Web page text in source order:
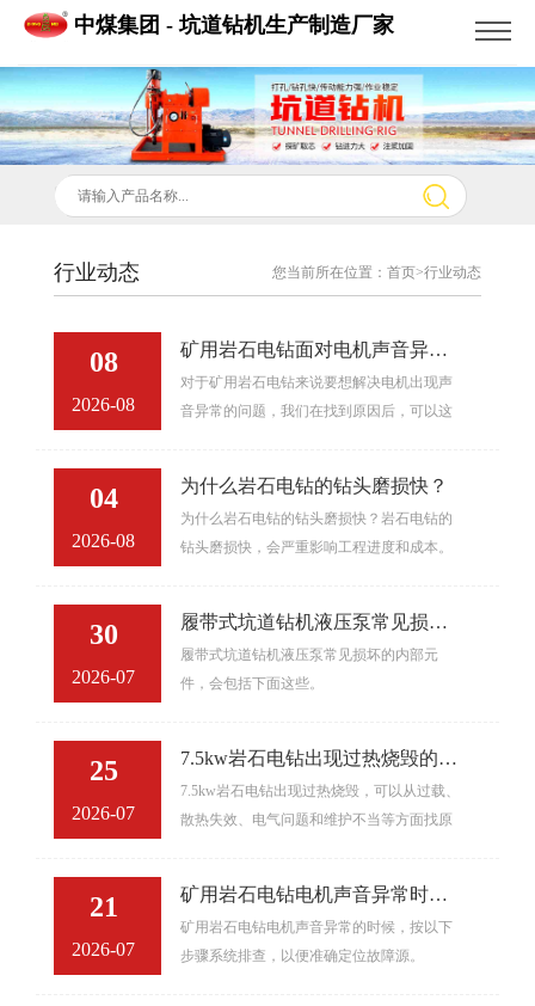
中煤集团 - 坑道钻机生产制造厂家
行业动态 您当前所在位置： 首页>行业动态
08
2026-08
矿用岩石电钻面对电机声音异常
时的解决方法
对于矿用岩石电钻来说要想解决电机出现声
音异常的问题，我们在找到原因后，可以这
04
2026-08
为什么岩石电钻的钻头磨损快？
为什么岩石电钻的钻头磨损快？岩石电钻的
钻头磨损快，会严重影响工程进度和成本。
30
2026-07
履带式坑道钻机液压泵常见损坏
的内部元件
履带式坑道钻机液压泵常见损坏的内部元
件，会包括下面这些。
25
2026-07
7.5kw岩石电钻出现过热烧毁的原
因
7.5kw岩石电钻出现过热烧毁，可以从过载、
散热失效、电气问题和维护不当等方面找原
21
2026-07
矿用岩石电钻电机声音异常时的
排查步骤
矿用岩石电钻电机声音异常的时候，按以下
步骤系统排查，以便准确定位故障源。